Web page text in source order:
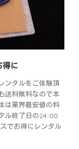
得に
ンタルをご体験頂
送料無料なので本
は業界最安値の料
ル終了日の24:00
でお得にレンタル